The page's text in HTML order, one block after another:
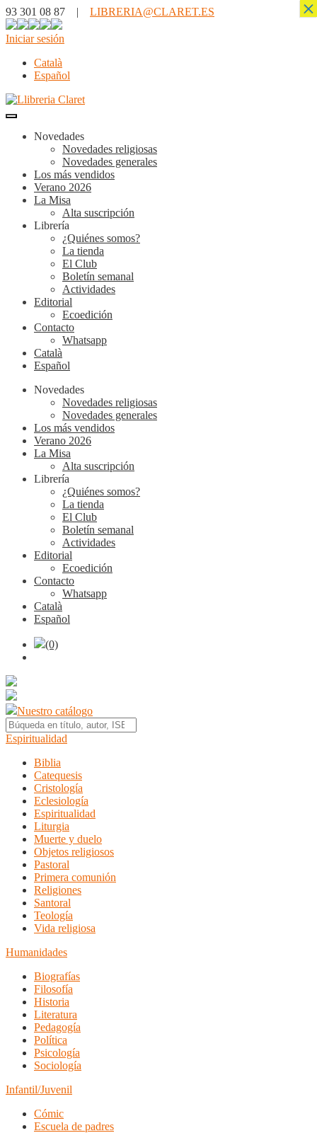
93 301 08 87 | LIBRERIA@CLARET.ES
Iniciar sesión
Català
Español
Novedades
Novedades religiosas
Novedades generales
Los más vendidos
Verano 2026
La Misa
Alta suscripción
Librería
¿Quiénes somos?
La tienda
El Club
Boletín semanal
Actividades
Editorial
Ecoedición
Contacto
Whatsapp
Català
Español
Novedades
Novedades religiosas
Novedades generales
Los más vendidos
Verano 2026
La Misa
Alta suscripción
Librería
¿Quiénes somos?
La tienda
El Club
Boletín semanal
Actividades
Editorial
Ecoedición
Contacto
Whatsapp
Català
Español
(0)
Nuestro catálogo
Espiritualidad
Biblia
Catequesis
Cristología
Eclesiología
Espiritualidad
Liturgia
Muerte y duelo
Objetos religiosos
Pastoral
Primera comunión
Religiones
Santoral
Teología
Vida religiosa
Humanidades
Biografías
Filosofía
Historia
Literatura
Pedagogía
Política
Psicología
Sociología
Infantil/Juvenil
Cómic
Escuela de padres
×